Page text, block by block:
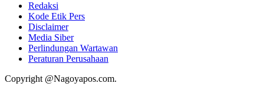
Redaksi
Kode Etik Pers
Disclaimer
Media Siber
Perlindungan Wartawan
Peraturan Perusahaan
Copyright @Nagoyapos.com.